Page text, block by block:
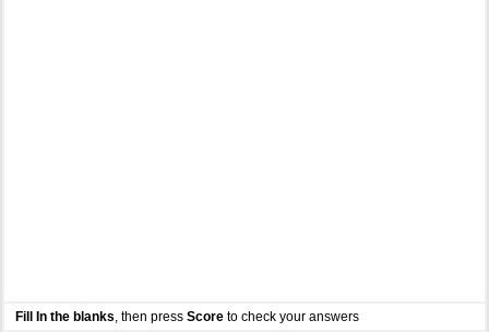
Fill In the blanks , then pressScore to check your answers